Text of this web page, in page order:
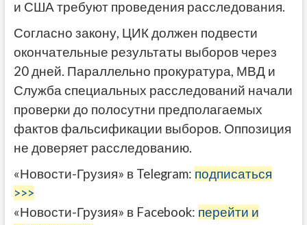
и США требуют проведения расследования.
Согласно закону, ЦИК должен подвести
окончательные результаты выборов через
20 дней. Параллельно прокуратура, МВД и
Служба специальных расследований начали
проверки до полосутни предполагаемых
фактов фальсификации выборов. Оппозиция
не доверяет расследованию.
«Новости-Грузия» в Telegram: подписаться
>>>
«Новости-Грузия» в Facebook: перейти и